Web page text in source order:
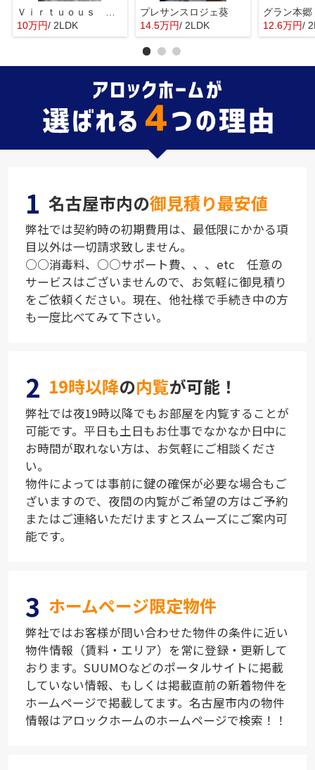
10万円/ 2LDK
プレサンスロジェ葵
14.5万円/ 2LDK
グラン本郷
12.6万円/
1 名古屋市内の御見積り最安値
弊社では契約時の初期費用は、最低限にかかる項
目以外は一切請求致しません。
○○消毒料、○○サポート費、、、etc 任意の
サービスはございませんので、お気軽に御見積り
をご依頼ください。現在、他社様で手続き中の方
も一度比べてみて下さい。
2 19時以降の内覧が可能！
弊社では夜19時以降でもお部屋を内覧することが
可能です。平日も土日もお仕事でなかなか日中に
お時間が取れない方は、お気軽にご相談くださ
い。
物件によっては事前に鍵の確保が必要な場合もご
ざいますので、夜間の内覧がご希望の方はご予約
またはご連絡いただけますとスムーズにご案内可
能です。
3 ホームページ限定物件
弊社ではお客様が問い合わせた物件の条件に近い
物件情報（賃料・エリア）を常に登録・更新して
おります。SUUMOなどのポータルサイトに掲載
していない情報、もしくは掲載直前の新着物件を
ホームページで掲載してます。名古屋市内の物件
情報はアロックホームのホームページで検索！！